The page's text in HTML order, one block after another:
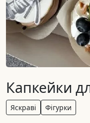
Капкейки
Яскраві Фігурки